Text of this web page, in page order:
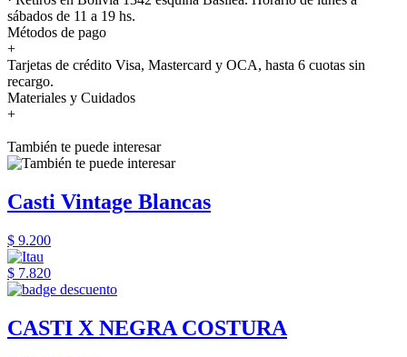
sábados de 11 a 19 hs.
Métodos de pago
+
Tarjetas de crédito Visa, Mastercard y OCA, hasta 6 cuotas sin
recargo.
Materiales y Cuidados
+
También te puede interesar
Casti Vintage Blancas
$ 9.200
$ 7.820
CASTI X NEGRA COSTURA